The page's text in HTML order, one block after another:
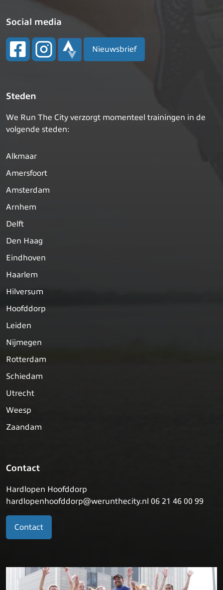
Social media
Nieuwsbrief
Steden
We Run The City verzorgt momenteel trainingen in de
volgende steden:
Alkmaar
Amersfoort
Amsterdam
Arnhem
Delft
Den Haag
Eindhoven
Haarlem
Hilversum
Hoofddorp
Leiden
Nijmegen
Rotterdam
Schiedam
Utrecht
Weesp
Zaandam
Contact
Hardlopen Hoofddorp
hardlopenhoofddorp@werunthecity.nl 06 21 46 00 99
Contact